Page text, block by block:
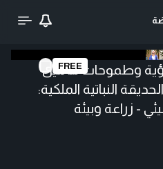
FREE
رؤية وطموحات لتأمين
النباتية الملكية:
- زراعة وبيئة